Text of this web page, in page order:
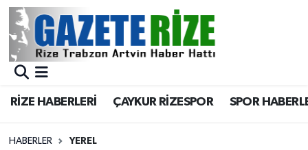
RİZE HABERLERİ ÇAYKUR RİZESPOR SPOR
HABERLER YEREL
BÖLGEMİZ
Asayiş
Merkez Nöbetçi Eczaneler
Merkez Trafik Yoğunluk Haritası